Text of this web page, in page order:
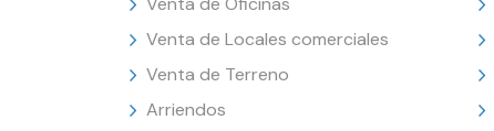
Venta de Locales comerciales
Venta de Terreno
Arriendos